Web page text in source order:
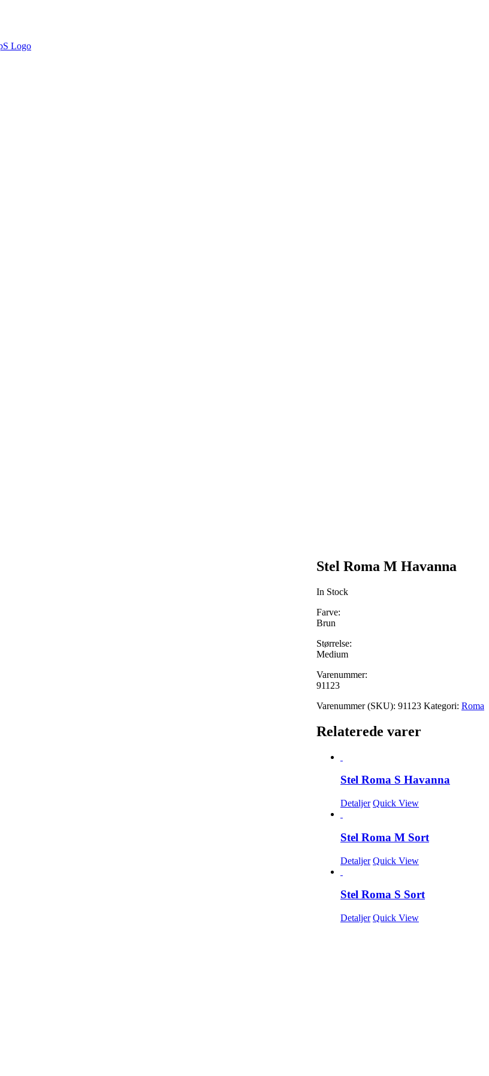
Stel Roma M Havanna
In Stock
Farve:
Brun
Størrelse:
Medium
Varenummer:
91123
Varenummer (SKU): 91123 Kategori: Roma
Relaterede varer
Stel Roma S Havanna
Detaljer Quick View
Stel Roma M Sort
Detaljer Quick View
Stel Roma S Sort
Detaljer Quick View